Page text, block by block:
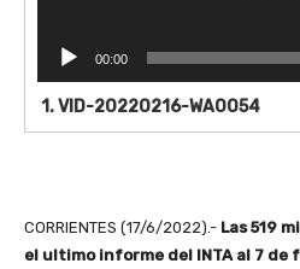
d
e
e
o
00:00
1.VID-20220216-WA0054
CORRIENTES (17/6/2022).- Las 519
el ultimo informe del INTA al 7 de